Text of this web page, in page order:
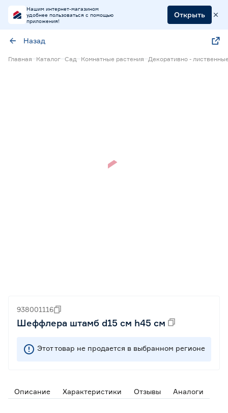
Нашим интернет-магазином
удобнее пользоваться с помощью
приложения!
Открыть
Назад
Главная Каталог Сад Комнатные растения Декоративно -
938001116
Шеффлера штамб d15 см h45 см
Этот товар не продается в выбранном регионе
Описание Характеристики Отзывы Аналоги